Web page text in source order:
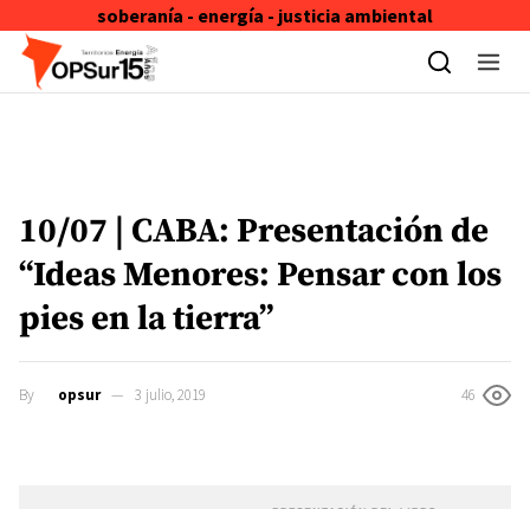
soberanía - energía - justicia ambiental
Skip to content
10/07 | CABA: Presentación de
“Ideas Menores: Pensar con los
pies en la tierra”
By opsur 3 julio, 2019 46